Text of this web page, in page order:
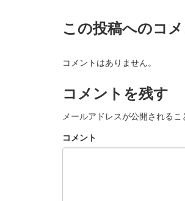
この投稿へのコ
コメントはありません。
コメントを残す
メールアドレスが公開されるこ
コメント